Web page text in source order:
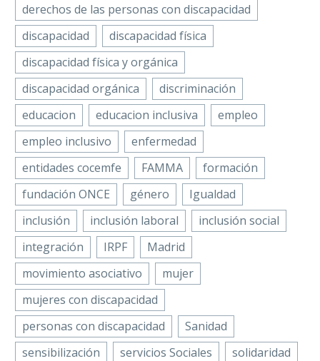
derechos de las personas con discapacidad
discapacidad
discapacidad física
discapacidad física y orgánica
discapacidad orgánica
discriminación
educacion
educacion inclusiva
empleo
empleo inclusivo
enfermedad
entidades cocemfe
FAMMA
formación
fundación ONCE
género
Igualdad
inclusión
inclusión laboral
inclusión social
integración
IRPF
Madrid
movimiento asociativo
mujer
mujeres con discapacidad
personas con discapacidad
Sanidad
sensibilización
servicios Sociales
solidaridad